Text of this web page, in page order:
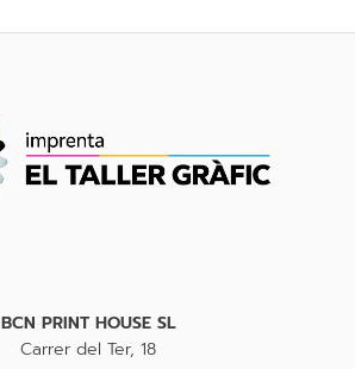
BCN PRINT HOUSE SL
Carrer del Ter, 18